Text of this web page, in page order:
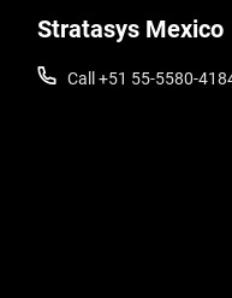
Stratasys Mexico
Call +51 55-5580-